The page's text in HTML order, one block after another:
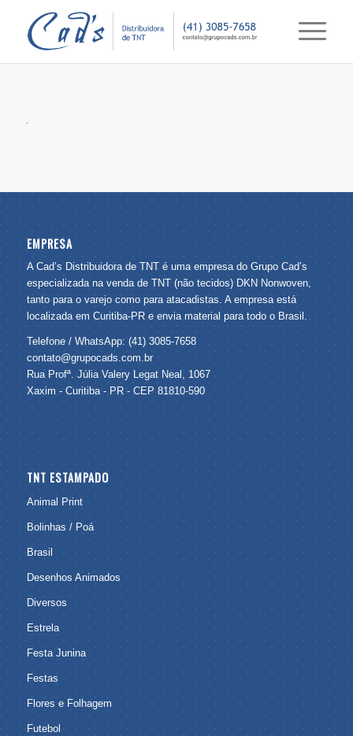
EMPRESA
A Cad’s Distribuidora de TNT é uma empresa do Grupo Cad’s
especializada na venda de TNT (não tecidos) DKN Nonwoven,
tanto para o varejo como para atacadistas. A empresa está
localizada em Curitiba-PR e envia material para todo o Brasil.
Telefone / WhatsApp: (41) 3085-7658
contato@grupocads.com.br
Rua Profª. Júlia Valery Legat Neal, 1067
Xaxim - Curitiba - PR - CEP 81810-590
TNT ESTAMPADO
Animal Print
Bolinhas / Poá
Brasil
Desenhos Animados
Diversos
Estrela
Festa Junina
Festas
Flores e Folhagem
Futebol